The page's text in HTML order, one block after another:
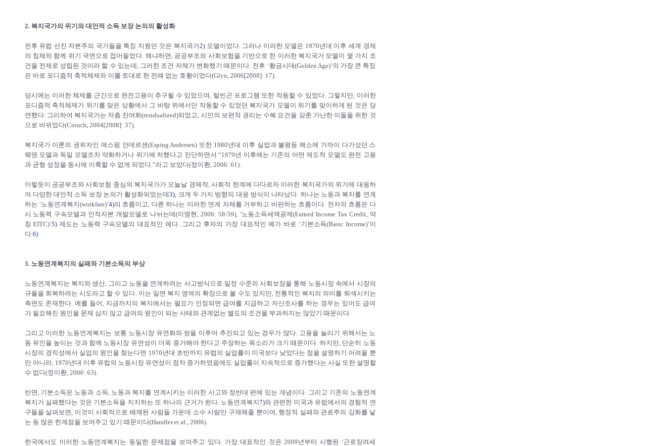
2. 복지국가의 위기와 대안적 소득 보장 논의의 활성화
전후 유럽 선진 자본주의 국가들을 특징 지웠던 것은 복지국가2) 모델이었다. 그러나 이러한 모델은 1970년대 이후 세계 경제
의 침체와 함께 위기 국면으로 접어들었다. 왜냐하면, 공공부조와 사회보험을 기반으로 한 이러한 복지국가 모델이 몇 가지 조
건을 전제로 성립된 것이라 할 수 있는데, 그러한 조건 자체가 변화했기 때문이다. 전후 ‘황금시대(Golden Age)’의 가장 큰 특징
은 바로 포디즘적 축적체제와 이를 토대로 한 전례 없는 호황이었다(Glyn, 2006[2008]: 17).
당시에는 이러한 체제를 근간으로 완전고용이 추구될 수 있었으며, 탈빈곤 프로그램 또한 작동할 수 있었다. 그렇지만, 이러한
포디즘적 축적체제가 위기를 맞은 상황에서 그 바탕 위에서만 작동할 수 있었던 복지국가 모델이 위기를 맞이하게 된 것은 당
연했다. 그리하여 복지국가는 차츰 잔여화(residualized)되었고, 시민의 보편적 권리는 수혜 요건을 갖춘 가난한 이들을 위한 것
으로 바뀌었다(Crouch, 2004[2008]: 37).
복지국가 이론의 권위자인 에스핑 안데르센(Esping Andersen) 또한 1980년대 이후 실업과 불평등 해소에 가까이 다가섰던 스
웨덴 모델과 독일 모델조차 약화하거나 위기에 처했다고 진단하면서 “1979년 이후에는 기존의 어떤 제도적 모델도 완전 고용
과 균형 성장을 동시에 이룩할 수 없게 되었다.”라고 보았다(정이환, 2006: 61).
이렇듯이 공공부조와 사회보험 중심의 복지국가가 오늘날 경제적, 사회적 한계에 다다르자 이러한 복지국가의 위기에 대응하
여 다양한 대안적 소득 보장 논의가 활성화되었는데3), 크게 두 가지 방향의 대응 방식이 나타났다. 하나는 노동과 복지를 연계
하는 ‘노동연계복지(workfare)’4)의 흐름이고, 다른 하나는 이러한 연계 자체를 거부하고 비판하는 흐름이다. 전자의 흐름은 다
시 노동력 구속모델과 인적자본 개발모델로 나뉘는데(이명현, 2006: 58-59), ‘노동소득세액공제(Earned Income Tax Credit, 약
칭 EITC)’5) 제도는 노동력 구속모델의 대표적인 예다. 그리고 후자의 가장 대표적인 예가 바로 ‘기본소득(Basic Income)’이
다.6)
3. 노동연계복지의 실패와 기본소득의 부상
노동연계복지는 복지와 생산, 그리고 노동을 연계하려는 사고방식으로 일정 수준의 사회보장을 통해 노동시장 속에서 시장의
규율을 회복하려는 시도라고 할 수 있다. 이는 일면 복지 영역의 확장으로 볼 수도 있지만, 전통적인 복지의 의미를 퇴색시키는
측면도 존재한다. 예를 들어, 지금까지의 복지에서는 필요가 인정되면 급여를 지급하고 자산조사를 하는 경우는 있어도 급여
가 필요해진 원인을 문제 삼지 않고 급여의 원인이 되는 사태와 관계없는 별도의 조건을 부과하지는 않았기 때문이다.
그리고 이러한 노동연계복지는 보통 노동시장 유연화와 쌍을 이루어 추진되고 있는 경우가 많다. 고용을 늘리기 위해서는 노
동 유인을 높이는 것과 함께 노동시장 유연성이 더욱 증가해야 한다고 주장하는 목소리가 크기 때문이다. 하지만, 단순히 노동
시장의 경직성에서 실업의 원인을 찾는다면 1970년대 초반까지 유럽의 실업률이 미국보다 낮았다는 점을 설명하기 어려울 뿐
만 아니라, 1970년대 이후 유럽의 노동시장 유연성이 점차 증가하였음에도 실업률이 지속적으로 증가했다는 사실 또한 설명할
수 없다(정이환, 2006: 63).
반면, 기본소득은 노동과 소득, 노동과 복지를 연계시키는 이러한 사고와 정반대 편에 있는 개념이다. 그리고 기존의 노동연계
복지가 실패했다는 것은 기본소득을 지지하는 또 하나의 근거가 된다. 노동연계복지7)와 관련한 미국과 유럽에서의 경험적 연
구들을 살펴보면, 이것이 사회적으로 배제된 사람들 가운데 소수 사람만 구제해줄 뿐이며, 행정적 실패와 관료주의 강화를 낳
는 등 많은 한계점을 보여주고 있기 때문이다(Handler et al., 2006).
한국에서도 이러한 노동연계복지는 동일한 문제점을 보여주고 있다. 가장 대표적인 것은 2009년부터 시행된 ‘근로장려세